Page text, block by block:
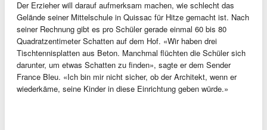
Der Erzieher will darauf aufmerksam machen, wie schlecht das
Gelände seiner Mittelschule in Quissac für Hitze gemacht ist. Nach
seiner Rechnung gibt es pro Schüler gerade einmal 60 bis 80
Quadratzentimeter Schatten auf dem Hof. «Wir haben drei
Tischtennisplatten aus Beton. Manchmal flüchten die Schüler sich
darunter, um etwas Schatten zu finden», sagte er dem Sender
France Bleu. «Ich bin mir nicht sicher, ob der Architekt, wenn er
wiederkäme, seine Kinder in diese Einrichtung geben würde.»